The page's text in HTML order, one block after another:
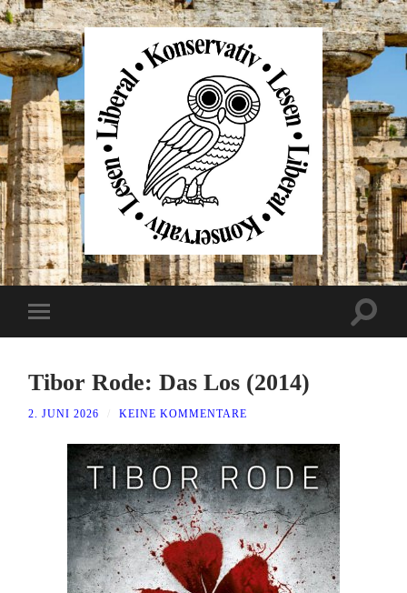
Liberal
Konservativ
Lesen
Menü
Tibor Rode: Das Los (2014)
2. JUNI 2026 KEINE KOMMENTARE